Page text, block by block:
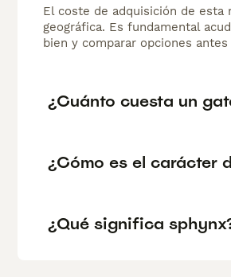
El coste de adquisición de esta
geográfica. Es fundamental
bien y comparar opciones
¿Cuánto cuesta un
¿Cómo es el carácter
¿Qué significa